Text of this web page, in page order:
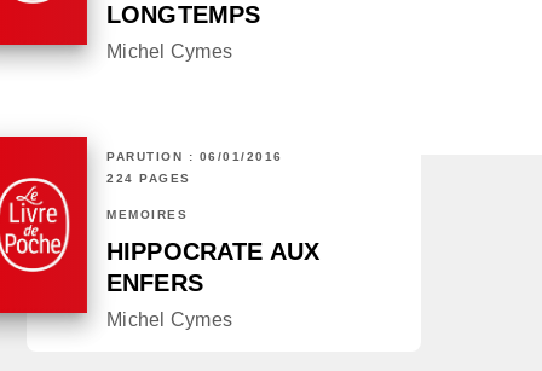
LONGTEMPS
Michel Cymes
PARUTION : 06/01/2016
224 PAGES
MÉMOIRES
HIPPOCRATE AUX
ENFERS
Michel Cymes